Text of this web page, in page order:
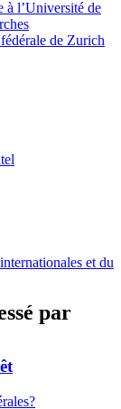
à l’Université de
de Zurich
et du
par